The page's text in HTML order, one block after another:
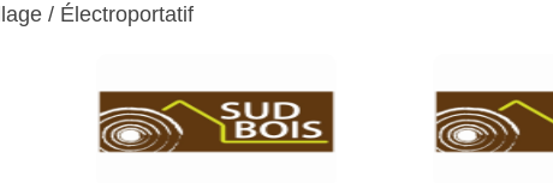
/ Électroportatif